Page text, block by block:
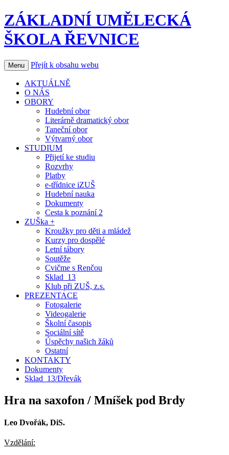
ZÁKLADNÍ UMĚLECKÁ
ŠKOLA ŘEVNICE
Menu Přejít k obsahu webu
AKTUÁLNĚ
O NÁS
OBORY
Hudební obor
Literárně dramatický obor
Taneční obor
Výtvarný obor
STUDIUM
Přijetí ke studiu
Rozvrhy
Platby
e-třídnice iZUŠ
Hudební nauka
Dokumenty
Cesta k poznání 2
ZUŠka +
Kroužky pro děti a mládež
Kurzy pro dospělé
Letní tábory
Soutěže
Cvičme s Renčou
Sklad_13
Klub při ZUŠ, z.s.
PREZENTACE
Fotogalerie
Videogalerie
Školní časopis
Sociální sítě
Úspěchy našich žáků
Ostatní
KONTAKTY
Dokumenty
Sklad_13/Dřevák
Hra na saxofon / Mníšek pod Brdy
Leo Dvořák, DiS.
Vzdělání: